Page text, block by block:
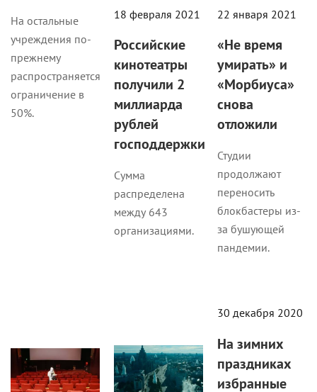
На остальные
учреждения по-
прежнему
распространяется
ограничение в
50%.
18 февраля 2021
Российские
кинотеатры
получили 2
миллиарда
рублей
господдержки
Сумма
распределена
между 643
организациями.
22 января 2021
«Не время
умирать» и
«Морбиуса»
снова
отложили
Студии
продолжают
переносить
блокбастеры из-
за бушующей
пандемии.
30 декабря 2020
На зимних
праздниках
избранные